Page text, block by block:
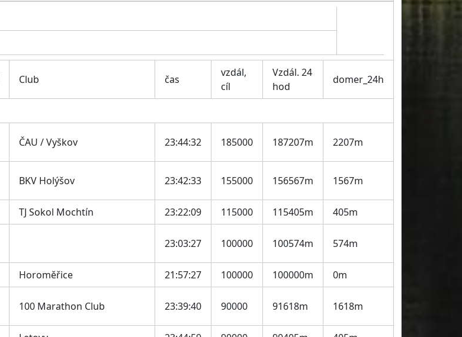
Club čas
vzdál,
cíl
Vzdál. 24
hod
domer_24h
ČAU / Vyškov 23:44:32 185000 187207m 2207m
BKV Holýšov 23:42:33 155000 156567m 1567m
TJ Sokol Mochtín 23:22:09 115000 115405m 405m
23:03:27 100000 100574m 574m
Horoměřice 21:57:27 100000 100000m 0m
100 Marathon Club 23:39:40 90000 91618m 1618m